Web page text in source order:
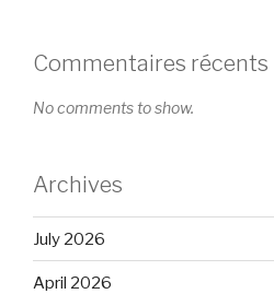
Commentaires récents
No comments to show.
Archives
July 2026
April 2026